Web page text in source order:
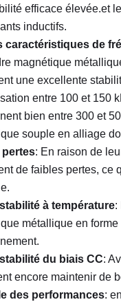
efficace élevée.et
inductifs.
caractéristiques de
magnétique
une excellente
entre 100 et 150
bien entre 300 et
souple en alliage
pertes: En raison de
de faibles pertes, ce
à température:
métallique en
du biais CC:
encore maintenir de
des performances: